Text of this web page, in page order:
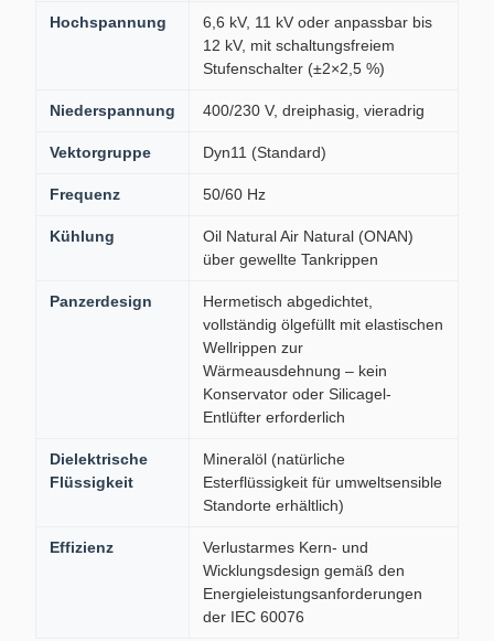
Hochspannung
6,6 kV, 11 kV oder anpassbar bis
12 kV, mit schaltungsfreiem
Stufenschalter (±2×2,5 %)
Niederspannung 400/230 V, dreiphasig, vieradrig
Vektorgruppe Dyn11 (Standard)
Frequenz 50/60 Hz
Kühlung
Oil Natural Air Natural (ONAN)
über gewellte Tankrippen
Panzerdesign
Hermetisch abgedichtet,
vollständig ölgefüllt mit elastischen
Wellrippen zur
Wärmeausdehnung – kein
Konservator oder Silicagel-
Entlüfter erforderlich
Dielektrische
Flüssigkeit
Mineralöl (natürliche
Esterflüssigkeit für umweltsensible
Standorte erhältlich)
Effizienz
Verlustarmes Kern- und
Wicklungsdesign gemäß den
Energieleistungsanforderungen
der IEC 60076